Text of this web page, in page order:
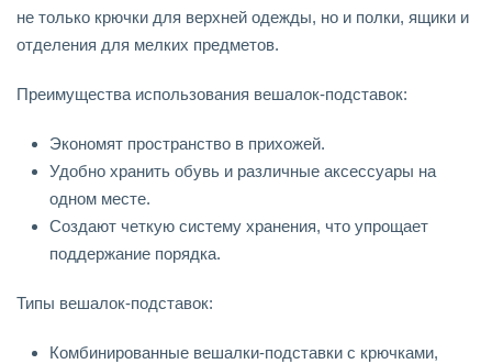
не только крючки для верхней одежды, но и полки, ящики и
отделения для мелких предметов.
Преимущества использования вешалок-подставок:
Экономят пространство в прихожей.
Удобно хранить обувь и различные аксессуары на
одном месте.
Создают четкую систему хранения, что упрощает
поддержание порядка.
Типы вешалок-подставок:
Комбинированные вешалки-подставки с крючками,